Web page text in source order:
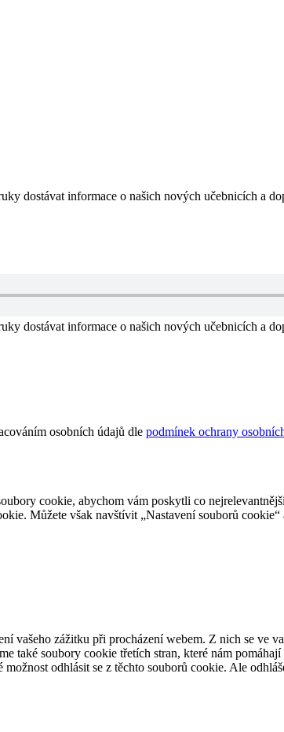
dostávat informace o našich nových učebnicích a
dostávat informace o našich nových učebnicích a
osobních údajů dle podmínek ochrany
cookie, abychom vám poskytli co
Můžete však navštívit „Nastavení souborů
vašeho zážitku při procházení webem. Z nich se ve
také soubory cookie třetích stran, které nám
možnost odhlásit se z těchto souborů cookie. Ale